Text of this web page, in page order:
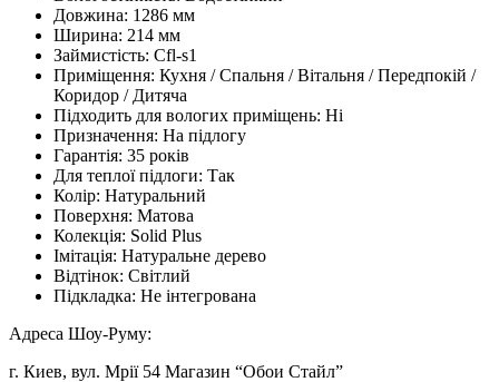
Довжина: 1286 мм
Ширина: 214 мм
Займистість: Cfl-s1
Приміщення: Кухня / Спальня / Вітальня / Передпокій /
Коридор / Дитяча
Підходить для вологих приміщень: Ні
Призначення: На підлогу
Гарантія: 35 років
Для теплої підлоги: Так
Колір: Натуральний
Поверхня: Матова
Колекція: Solid Plus
Імітація: Натуральне дерево
Відтінок: Світлий
Підкладка: Не інтегрована
Адреса Шоу-Руму:
г. Киев, вул. Мрії 54 Магазин “Обои Стайл”